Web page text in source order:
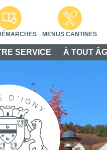
MENUS CANTINES
SERVICE À TOUT